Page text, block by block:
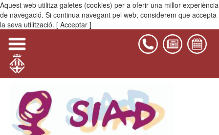
Aquest web utilitza galetes (cookies) per a oferir una millor experiència
de navegació. Si continua navegant pel web, considerem que accepta
la seva utilització. [ Acceptar ]
MENÚ